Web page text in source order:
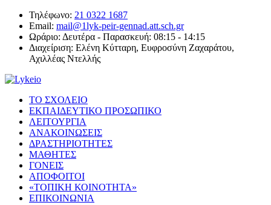
Τηλέφωνο: 21 0322 1687
Email: mail@1lyk-peir-gennad.att.sch.gr
Ωράριο: Δευτέρα - Παρασκευή: 08:15 - 14:15
Διαχείριση: Ελένη Κύτταρη, Ευφροσύνη Ζαχαράτου,
Αχιλλέας Ντελλής
ΤΟ ΣΧΟΛΕΙΟ
ΕΚΠΑΙΔΕΥΤΙΚΟ ΠΡΟΣΩΠΙΚΟ
ΛΕΙΤΟΥΡΓΙΑ
ΑΝΑΚΟΙΝΩΣΕΙΣ
ΔΡΑΣΤΗΡΙΟΤΗΤΕΣ
ΜΑΘΗΤΕΣ
ΓΟΝΕΙΣ
ΑΠΟΦΟΙΤΟΙ
«ΤΟΠΙΚΗ ΚΟΙΝΟΤΗΤΑ»
ΕΠΙΚΟΙΝΩΝΙΑ